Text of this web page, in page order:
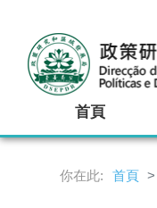
首頁
你在此: 首頁